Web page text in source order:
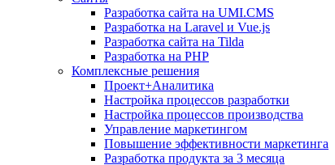
Разработка сайта на UMI.CMS
Разработка на Laravel и Vue.js
Разработка сайта на Tilda
Разработка на PHP
Комплексные решения
Проект+Аналитика
Настройка процессов разработки
Настройка процессов производства
Управление маркетингом
Повышение эффективности маркетинга
Разработка продукта за 3 месяца